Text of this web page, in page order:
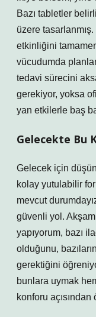
Bazı tabletler
üzere
etkinliğini
vücudumda
tedavi sürecini
gerekiyor, yoksa
yan etkilerle baş
Gelecekte Bu
Gelecek için
kolay yutulabilir
mevcut
güvenli yol.
yapıyorum, bazı
olduğunu,
gerektiğini
bunlara uymak
konforu açısından